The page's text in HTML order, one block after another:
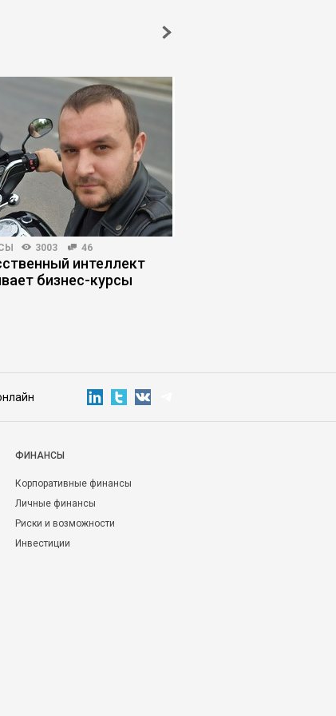
3003 46
интеллект
бизнес-курсы
ФИНАНСЫ
Корпоративные финансы
Личные финансы
Риски и возможности
Инвестиции